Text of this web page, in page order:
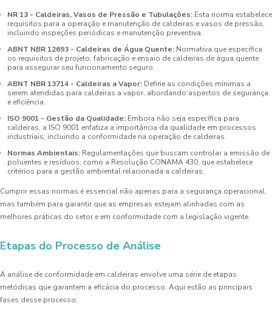
NR 13 - Caldeiras, Vasos de Pressão e Tubulações: Esta norma estabelece
requisitos para a operação e manutenção de caldeiras e vasos de pressão,
incluindo inspeções periódicas e manutenção preventiva.
ABNT NBR 12693 - Caldeiras de Água Quente: Normativa que especifica
os requisitos de projeto, fabricação e ensaio de caldeiras de água quente
para assegurar seu funcionamento seguro.
ABNT NBR 13714 - Caldeiras a Vapor: Define as condições mínimas a
serem atendidas para caldeiras a vapor, abordando aspectos de segurança
e eficiência.
ISO 9001 - Gestão da Qualidade: Embora não seja específica para
caldeiras, a ISO 9001 enfatiza a importância da qualidade em processos
industriais, incluindo a conformidade na operação de caldeiras.
Normas Ambientais: Regulamentações que buscam controlar a emissão de
poluentes e resíduos, como a Resolução CONAMA 430, que estabelece
critérios para a gestão ambiental relacionada a caldeiras.
Cumprir essas normas é essencial não apenas para a segurança operacional,
mas também para garantir que as empresas estejam alinhadas com as
melhores práticas do setor e em conformidade com a legislação vigente.
Etapas do Processo de Análise
A análise de conformidade em caldeiras envolve uma série de etapas
metódicas que garantem a eficácia do processo. Aqui estão as principais
fases desse processo: